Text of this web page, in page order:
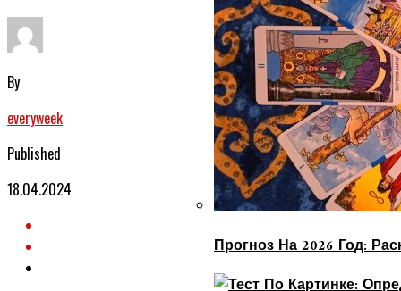
Прогноз На 2026 Год:
By
everyweek
Published
18.04.2024